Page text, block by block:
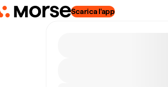
Scarica l'app